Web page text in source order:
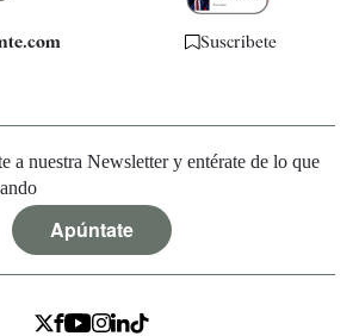
Suscríbete
a nuestra Newsletter y entérate de lo que
Apúntate